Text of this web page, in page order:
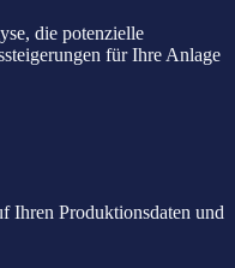
die potenzielle
für Ihre Anlage
Ihren Produktionsdaten und